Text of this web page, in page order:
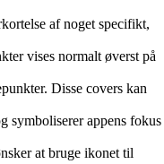
af noget specifikt,
vises normalt øverst på
Disse covers kan
symboliserer appens fokus
at bruge ikonet til